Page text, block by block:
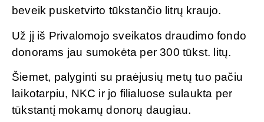
beveik pusketvirto tūkstančio litrų kraujo.
Už jį iš Privalomojo sveikatos draudimo fondo
donorams jau sumokėta per 300 tūkst. litų.
Šiemet, palyginti su praėjusių metų tuo pačiu
laikotarpiu, NKC ir jo filialuose sulaukta per
tūkstantį mokamų donorų daugiau.